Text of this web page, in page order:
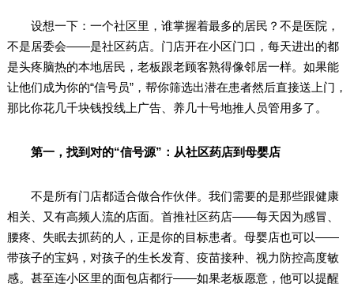
设想一下：一个社区里，谁掌握着最多的居民？不是医院，
不是居委会——是社区药店。门店开在小区门口，每天进出的都
是头疼脑热的本地居民，老板跟老顾客熟得像邻居一样。如果能
让他们成为你的“信号员”，帮你筛选出潜在患者然后直接送上门，
那比你花几千块钱投线上广告、养几十号地推人员管用多了。
第一，找到对的“信号源”：从社区药店到母婴店
不是所有门店都适合做合作伙伴。我们需要的是那些跟健康
相关、又有高频人流的店面。首推社区药店——每天因为感冒、
腰疼、失眠去抓药的人，正是你的目标患者。母婴店也可以——
带孩子的宝妈，对孩子的生长发育、疫苗接种、视力防控高度敏
感。甚至连小区里的面包店都行——如果老板愿意，他可以提醒